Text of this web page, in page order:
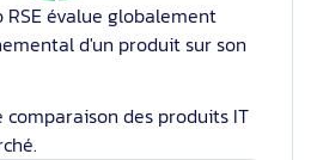
RSE évalue globalement
d'un produit sur son
comparaison des produits IT